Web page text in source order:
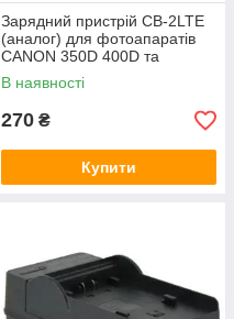
Зарядний пристрій CB-2LTE
(аналог) для фотоапаратів
CANON 350D 400D та
відеокамер CANON -
(батарея NB-2LH)
В наявності
270 ₴
Купити